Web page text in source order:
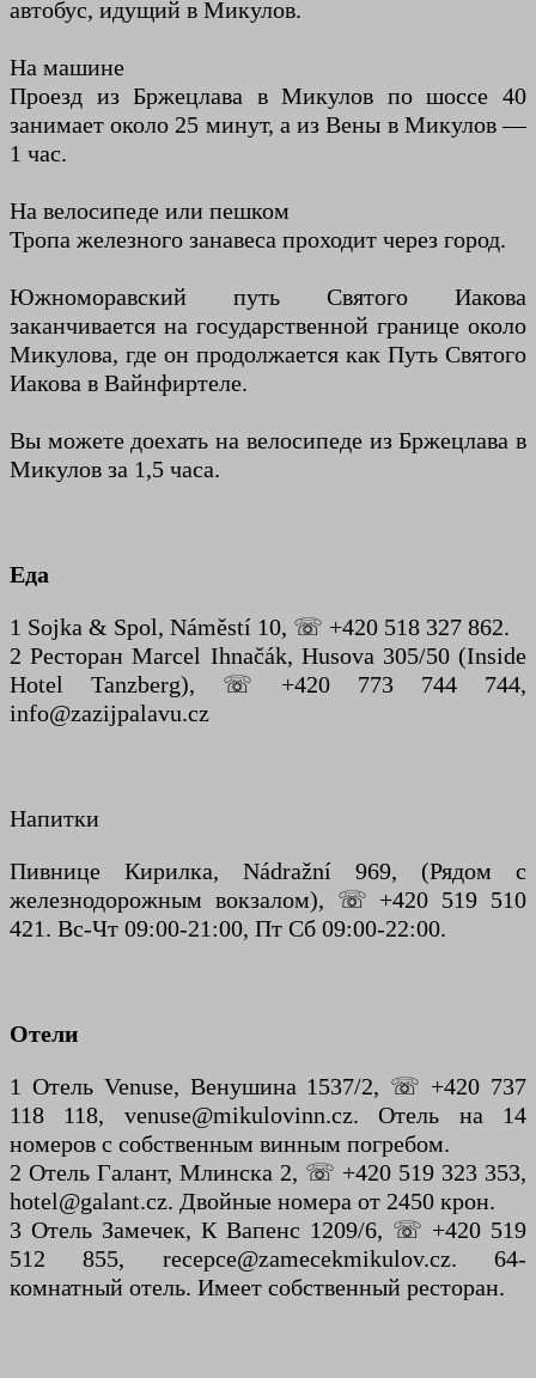
автобус, идущий в Микулов.
На машине
Проезд из Бржецлава в Микулов по шоссе 40
занимает около 25 минут, а из Вены в Микулов —
1 час.
На велосипеде или пешком
Тропа железного занавеса проходит через город.
Южноморавский путь Святого Иакова
заканчивается на государственной границе около
Микулова, где он продолжается как Путь Святого
Иакова в Вайнфиртеле.
Вы можете доехать на велосипеде из Бржецлава в
Микулов за 1,5 часа.
Еда
1 Sojka & Spol, Náměstí 10, ☏ +420 518 327 862.
2 Ресторан Marcel Ihnačák, Husova 305/50 (Inside
Hotel Tanzberg), ☏ +420 773 744 744,
info@zazijpalavu.cz
Напитки
Пивнице Кирилка, Nádražní 969, (Рядом с
железнодорожным вокзалом), ☏ +420 519 510
421. Вс-Чт 09:00-21:00, Пт Сб 09:00-22:00.
Отели
1 Отель Venuse, Венушина 1537/2, ☏ +420 737
118 118, venuse@mikulovinn.cz. Отель на 14
номеров с собственным винным погребом.
2 Отель Галант, Млинска 2, ☏ +420 519 323 353,
hotel@galant.cz. Двойные номера от 2450 крон.
3 Отель Замечек, К Вапенс 1209/6, ☏ +420 519
512 855, recepce@zamecekmikulov.cz. 64-
комнатный отель. Имеет собственный ресторан.